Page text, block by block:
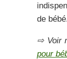
de
⇨ Voir
pour